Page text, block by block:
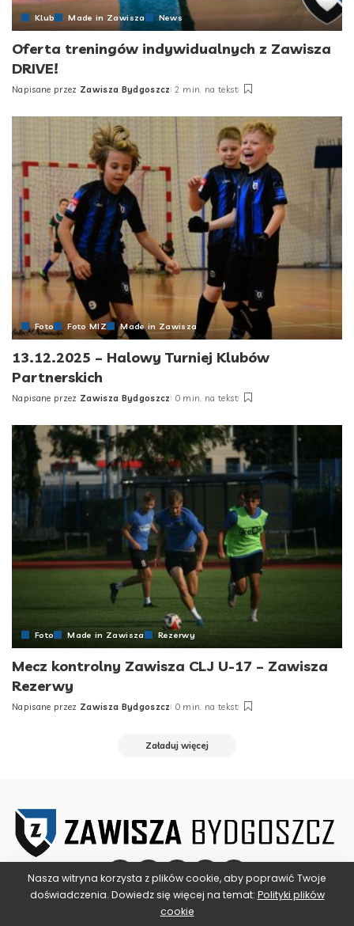
Klub Made in Zawisza News
Oferta treningów indywidualnych z Zawisza
DRIVE!
Posted
Napisane przez Zawisza Bydgoszcz 2 min. na tekst
Foto Foto MIZ Made in Zawisza
13.12.2025 – Halowy Turniej Klubów
Partnerskich
Posted
Napisane przez Zawisza Bydgoszcz 0 min. na tekst
Foto Made in Zawisza Rezerwy
Mecz kontrolny Zawisza CLJ U-17 – Zawisza
Rezerwy
Posted
Napisane przez Zawisza Bydgoszcz 0 min. na tekst
Załaduj więcej
Nasza witryna korzysta z plików cookie, aby poprawić Twoje
doświadczenia. Dowiedz się więcej na temat: Polityki plików
cookie